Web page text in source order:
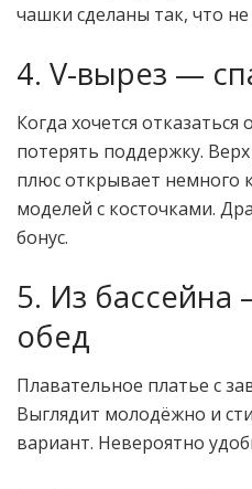
чашки сделаны так, что
4. V-вырез —
Когда хочется отказаться
потерять поддержку.
плюс открывает немного
моделей с косточками.
бонус.
5. Из бассейна
обед
Плавательное платье с
Выглядит молодёжно и
вариант. Невероятно